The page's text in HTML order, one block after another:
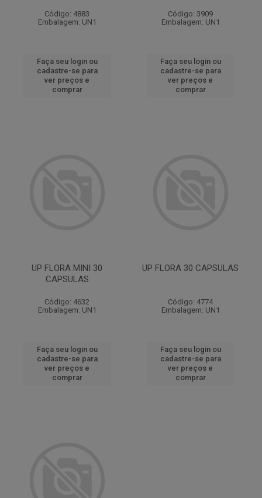
Código: 4883
Embalagem: UN1
Faça seu login ou
cadastre-se para
ver preços e
comprar
Código: 3909
Embalagem: UN1
Faça seu login ou
cadastre-se para
ver preços e
comprar
UP FLORA MINI 30
CAPSULAS
Código: 4632
Embalagem: UN1
Faça seu login ou
cadastre-se para
ver preços e
comprar
UP FLORA 30 CAPSULAS
Código: 4774
Embalagem: UN1
Faça seu login ou
cadastre-se para
ver preços e
comprar